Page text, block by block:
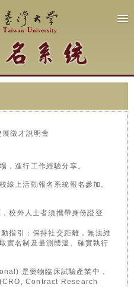
徵才說明會
，進行工作經驗分享。
線上活動報名系統報名參加。
校外人士者須攜帶身份證登
指引：保持社交距離，無法維
實名制及量測體溫、確實執行
是藥物臨床試驗產業中，
(CRO, Contract Research